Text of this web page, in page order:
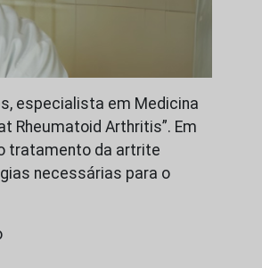
especialista em Medicina
Rheumatoid Arthritis”. Em
tratamento da artrite
necessárias para o